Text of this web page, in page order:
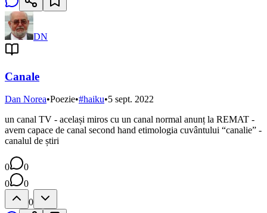
DN
Canale
Dan Norea•Poezie•#haiku•5 sept. 2022
un canal TV - același miros cu un canal normal anunț la REMAT -
avem capace de canal second hand etimologia cuvântului “canalie” -
canalul de știri
0
0
0
0
0